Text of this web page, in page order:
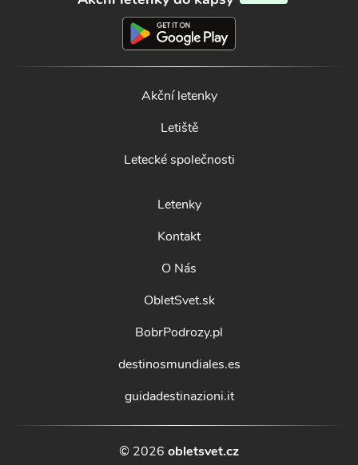
Akční letenky
Letiště
Letecké společnosti
Letenky
Kontakt
O Nás
ObletSvet.sk
BobrPodrozy.pl
destinosmundiales.es
guidadestinazioni.it
© 2026 obletsvet.cz